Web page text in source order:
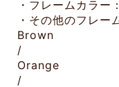
・フレームカラー
・その他のフレー
Brown
/
Orange
/